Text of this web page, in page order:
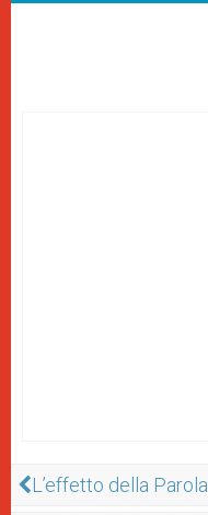
L’effetto della Parola